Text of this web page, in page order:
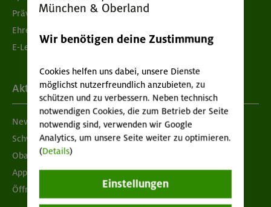
Prävention sexualisierter Gewalt
Ehrenamtsbörse
E-Learning
Aktuelles
Newsletter
Schwarzes Brett
Obacht geben!
App "Mein DAV+"
Öffnungszeiten
Wir benötigen deine Zustimmung
Cookies helfen uns dabei, unsere Dienste
möglichst nutzerfreundlich anzubieten, zu
schützen und zu verbessern. Neben technisch
notwendigen Cookies, die zum Betrieb der Seite
notwendig sind, verwenden wir Google
Analytics, um unsere Seite weiter zu optimieren.
(Details)
Einstellungen